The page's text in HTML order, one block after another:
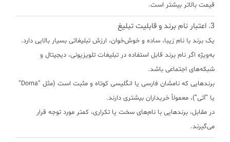
قیمت بالاتر بیشتر است.
3. اعتبار نام برند و قابلیت تبلیغ
یک برند با نام زیبا، ساده و خوش‌خوان، ارزش تبلیغاتی بسیار بالایی دارد.
به‌ویژه اگر نام برند قابل استفاده در تبلیغات تلویزیونی، دیجیتال و
شبکه‌های اجتماعی باشد.
برندهایی که نامشان فارسی یا انگلیسی کوتاه و مثبت است (مثل “Dorna”
یا “آتی”)، معمولاً خریداران بیشتری دارند.
در مقابل، برندهایی با نام‌های سخت یا تکراری، کمتر مورد توجه قرار
می‌گیرند.